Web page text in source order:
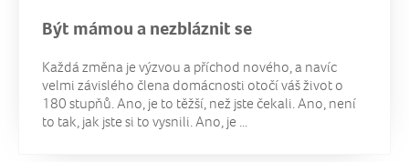
Být mámou a nezbláznit se
Každá změna je výzvou a příchod nového, a navíc
velmi závislého člena domácnosti otočí váš život o
180 stupňů. Ano, je to těžší, než jste čekali. Ano, není
to tak, jak jste si to vysnili. Ano, je ...